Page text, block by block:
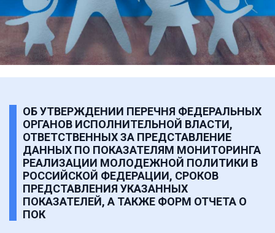
ОБ УТВЕРЖДЕНИИ ПЕРЕЧНЯ ФЕДЕРАЛЬНЫХ
ОРГАНОВ ИСПОЛНИТЕЛЬНОЙ ВЛАСТИ,
ОТВЕТСТВЕННЫХ ЗА ПРЕДСТАВЛЕНИЕ
ДАННЫХ ПО ПОКАЗАТЕЛЯМ МОНИТОРИНГА
РЕАЛИЗАЦИИ МОЛОДЕЖНОЙ ПОЛИТИКИ В
РОССИЙСКОЙ ФЕДЕРАЦИИ, СРОКОВ
ПРЕДСТАВЛЕНИЯ УКАЗАННЫХ
ПОКАЗАТЕЛЕЙ, А ТАКЖЕ ФОРМ ОТЧЕТА О
ПОК